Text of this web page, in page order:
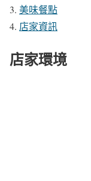
美味餐點
店家資訊
店家環境